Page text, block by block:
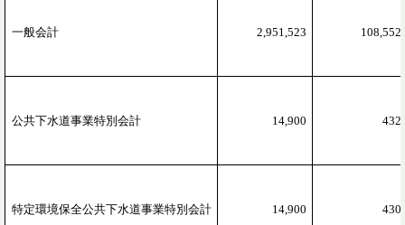
一般会計 2,951,523 108,552
公共下水道事業特別会計 14,900 432
特定環境保全公共下水道事業特別会計 14,900 430